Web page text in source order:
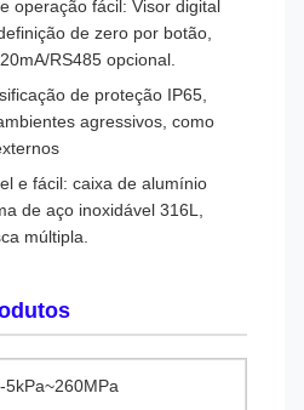
operação fácil: Visor digital
de zero por botão,
RS485 opcional.
de proteção IP65,
agressivos, como
e fácil: caixa de alumínio
de aço inoxidável 316L,
múltipla.
5kPa~260MPa